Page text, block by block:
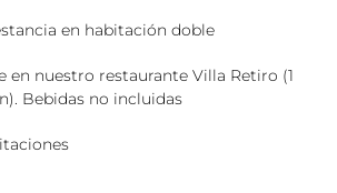
en habitación doble
en nuestro restaurante Villa Retiro (1
Bebidas no incluidas